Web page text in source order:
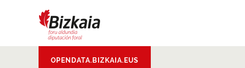
Aldundia.Diputacion
OPENDATA.BIZKAIA.EUS